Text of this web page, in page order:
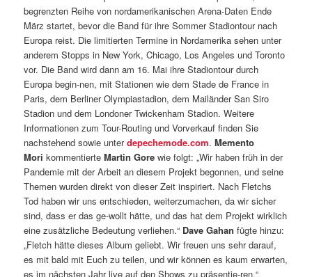
begrenzten Reihe von nordamerikanischen Arena-Daten Ende
März startet, bevor die Band für ihre Sommer Stadiontour nach
Europa reist. Die limitierten Termine in Nordamerika sehen unter
anderem Stopps in New York, Chicago, Los Angeles und Toronto
vor. Die Band wird dann am 16. Mai ihre Stadiontour durch
Europa begin-nen, mit Stationen wie dem Stade de France in
Paris, dem Berliner Olympiastadion, dem Mailänder San Siro
Stadion und dem Londoner Twickenham Stadion. Weitere
Informationen zum Tour-Routing und Vorverkauf finden Sie
nachstehend sowie unter depechemode.com.Memento
Mori kommentierteMartin Gore wie folgt: „Wir haben früh in der
Pandemie mit der Arbeit an diesem Projekt begonnen, und seine
Themen wurden direkt von dieser Zeit inspiriert. Nach Fletchs
Tod haben wir uns entschieden, weiterzumachen, da wir sicher
sind, dass er das ge-wollt hätte, und das hat dem Projekt wirklich
eine zusätzliche Bedeutung verliehen.“ Dave Gahan fügte hinzu:
„Fletch hätte dieses Album geliebt. Wir freuen uns sehr darauf,
es mit bald mit Euch zu teilen, und wir können es kaum erwarten,
es im nächsten Jahr live auf den Shows zu präsentie-ren.“